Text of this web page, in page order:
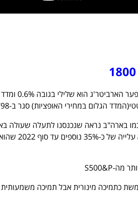
בארה"ב נראה שנכנסנו לתעלה שעולה
מאוד את יעדי המחיר.
משמשת כתמיכה מינורית אבל תמיכה